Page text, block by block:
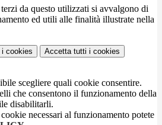
da questo utilizzati si avvalgono di
ed utili alle finalità illustrate nella
i cookies Accetta tutti i cookies
scegliere quali cookie consentire.
che consentono il funzionamento della
disabilitarli.
necessari al funzionamento potete